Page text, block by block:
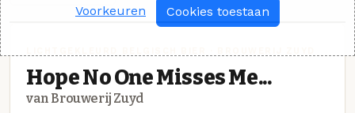
Hope No One Misses Me...
van Brouwerij Zuyd
Voorkeuren Cookies toestaan